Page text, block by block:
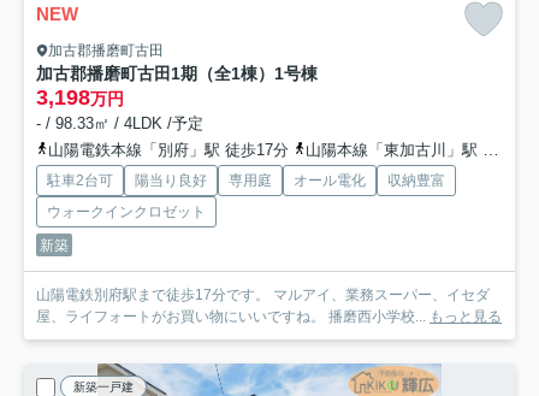
NEW
加古郡播磨町古田
加古郡播磨町古田1期（全1棟）1号棟
3,198万円
- / 98.33㎡ / 4LDK /予定
山陽電鉄本線「別府」駅 徒歩17分
山陽本線「東加古川」駅 徒歩35分
駐車2台可 陽当り良好 専用庭 オール電化
収納豊富
ウォークインクロゼット
新築
山陽電鉄別府駅まで徒歩17分です。 マルアイ、業務スーパー、イセダ
屋、ライフォートがお買い物にいいですね。 播磨西小学校... もっと見る
新築一戸建